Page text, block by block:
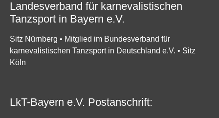
Landesverband für karnevalistischen
Tanzsport in Bayern e.V.
Sitz Nürnberg • Mitglied im Bundesverband für
karnevalistischen Tanzsport in Deutschland e.V. • Sitz
Köln
LkT-Bayern e.V. Postanschrift: